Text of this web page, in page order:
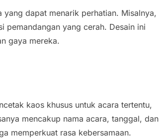
dapat menarik perhatian. Misalnya,
pemandangan yang cerah. Desain ini
gaya mereka.
kaos khusus untuk acara tertentu,
mencakup nama acara, tanggal, dan
memperkuat rasa kebersamaan.